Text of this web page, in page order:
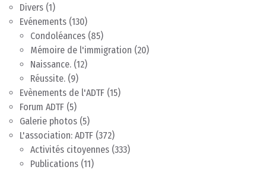
Divers (1)
Evénements (130)
Condoléances (85)
Mémoire de l'immigration (20)
Naissance. (12)
Réussite. (9)
Evènements de l'ADTF (15)
Forum ADTF (5)
Galerie photos (5)
L'association: ADTF (372)
Activités citoyennes (333)
Publications (11)